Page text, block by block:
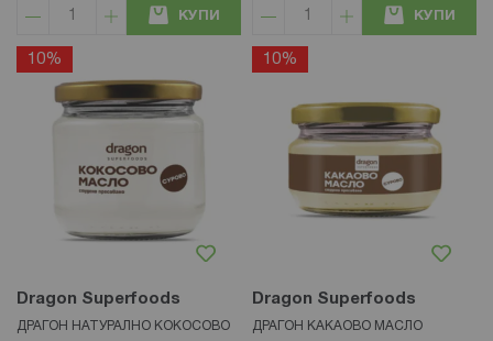
КУПИ КУПИ
10%
Dragon Superfoods
ДРАГОН НАТУРАЛНО КОКОСОВО
10%
Dragon Superfoods
ДРАГОН КАКАОВО МАСЛО